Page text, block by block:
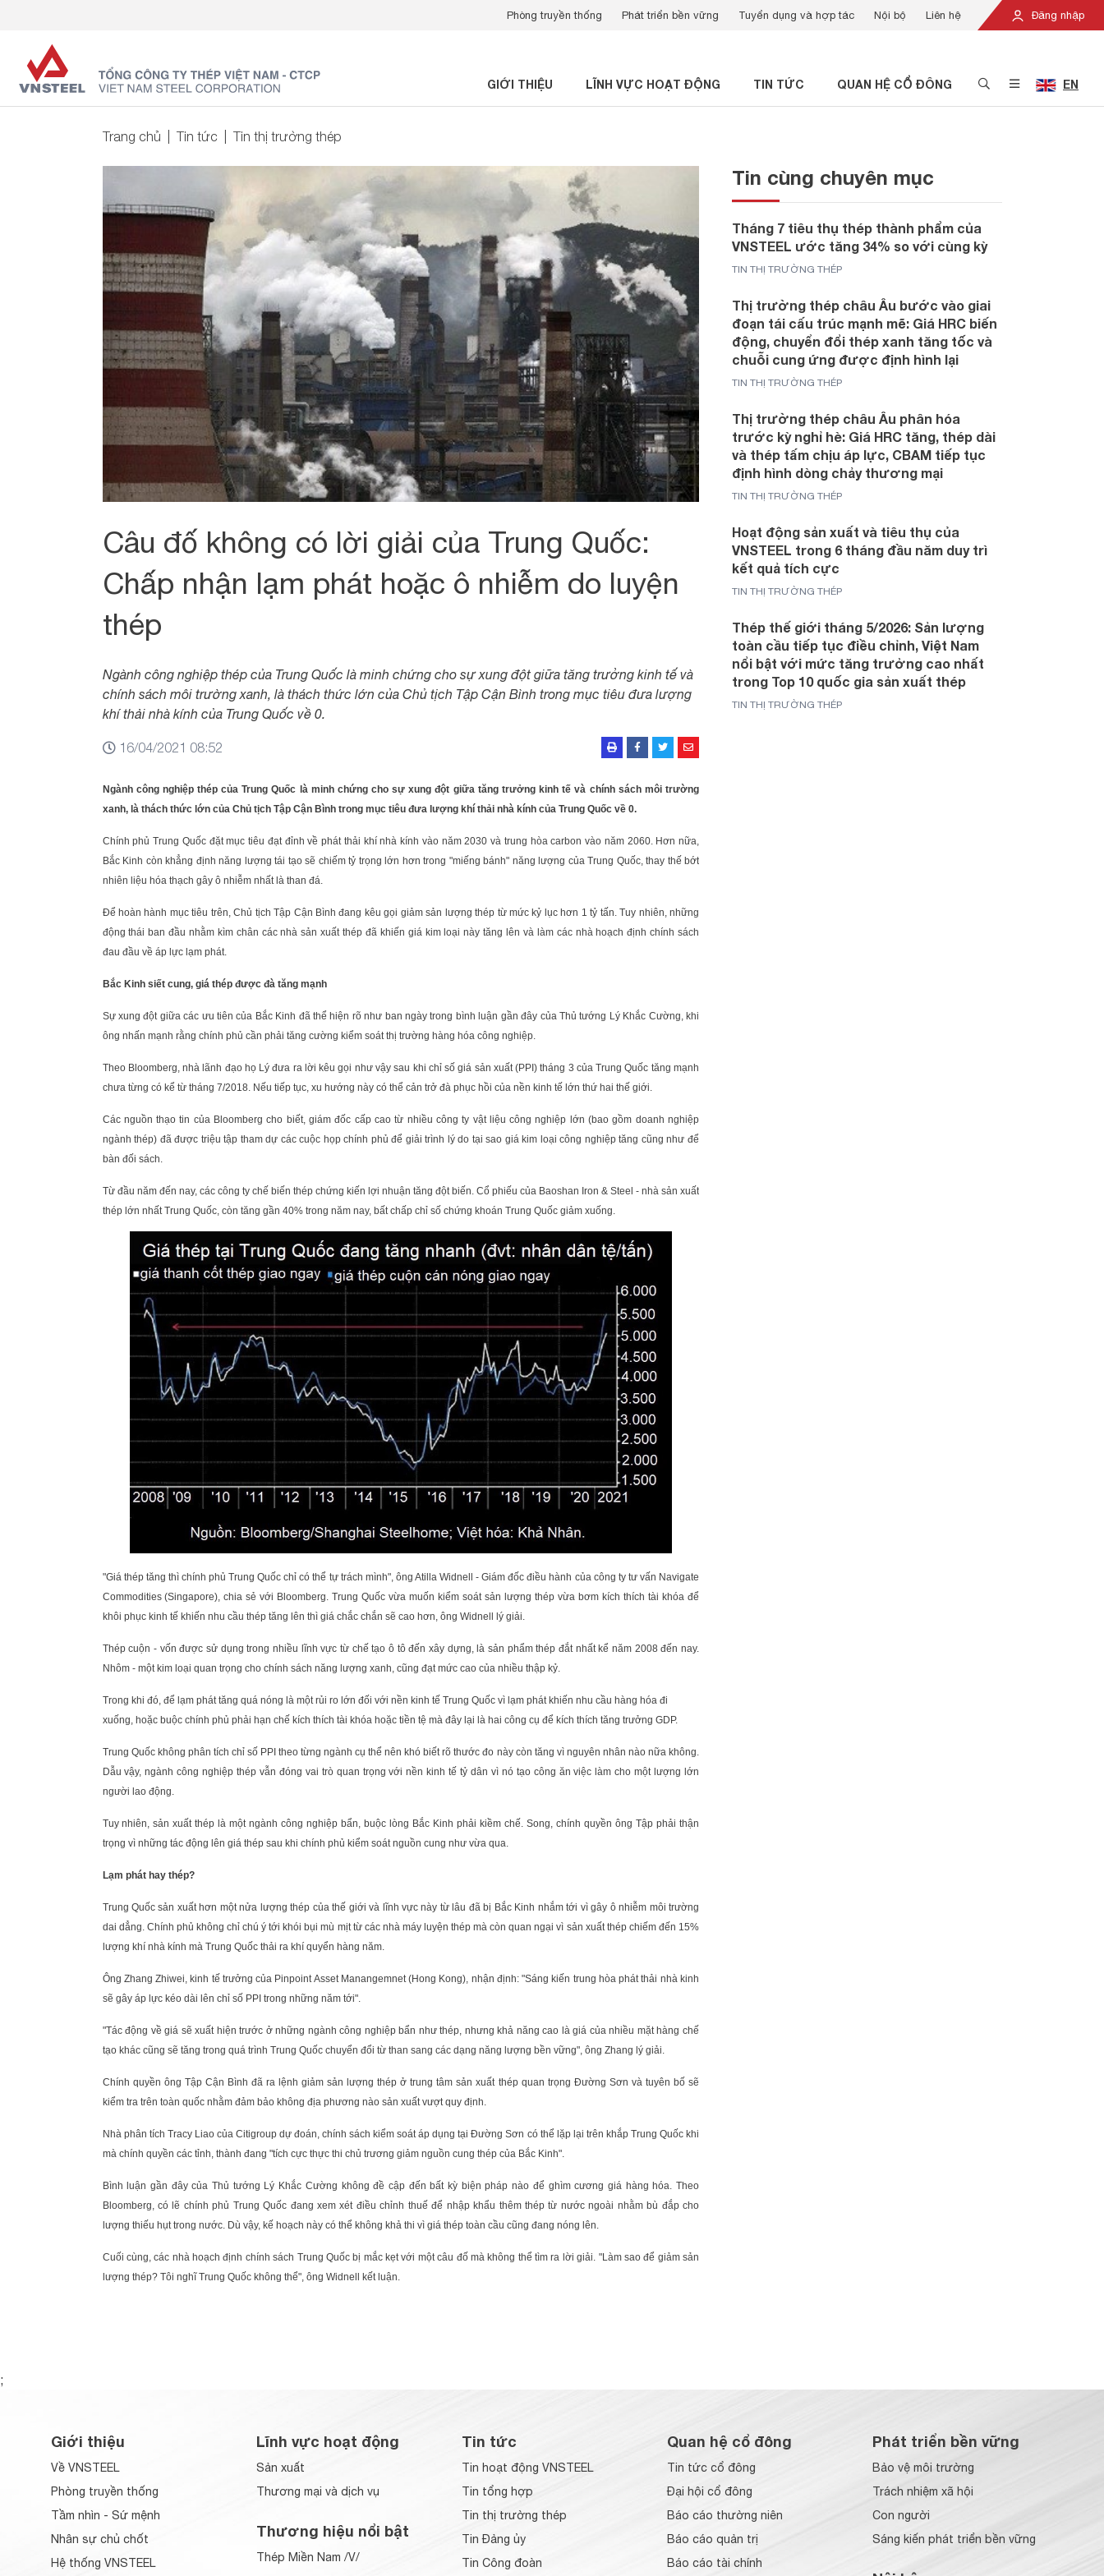
Đăng nhập
Phòng truyền thống Phát triển bền vững Tuyển dụng và hợp tác Nội bộ Liên hệ
GIỚI THIỆU LĨNH VỰC HOẠT ĐỘNG TIN TỨC QUAN HỆ CỔ ĐÔNG EN
Trang chủ Tin tức Tin thị trường thép
Câu đố không có lời giải của Trung Quốc:
Chấp nhận lạm phát hoặc ô nhiễm do luyện
thép
Ngành công nghiệp thép của Trung Quốc là minh chứng cho sự xung đột giữa tăng trưởng kinh tế và
chính sách môi trường xanh, là thách thức lớn của Chủ tịch Tập Cận Bình trong mục tiêu đưa lượng
khí thải nhà kính của Trung Quốc về 0.
16/04/2021 08:52
Ngành công nghiệp thép của Trung Quốc là minh chứng cho sự xung đột giữa tăng trưởng kinh tế và chính sách môi trường
xanh, là thách thức lớn của Chủ tịch Tập Cận Bình trong mục tiêu đưa lượng khí thải nhà kính của Trung Quốc về 0.
Chính phủ Trung Quốc đặt mục tiêu đạt đỉnh về phát thải khí nhà kính vào năm 2030 và trung hòa carbon vào năm 2060. Hơn nữa,
Bắc Kinh còn khẳng định năng lượng tái tạo sẽ chiếm tỷ trọng lớn hơn trong "miếng bánh" năng lượng của Trung Quốc, thay thế bớt
nhiên liệu hóa thạch gây ô nhiễm nhất là than đá.
Để hoàn hành mục tiêu trên, Chủ tịch Tập Cận Bình đang kêu gọi giảm sản lượng thép từ mức kỷ lục hơn 1 tỷ tấn. Tuy nhiên, những
động thái ban đầu nhằm kìm chân các nhà sản xuất thép đã khiến giá kim loại này tăng lên và làm các nhà hoạch định chính sách
đau đầu về áp lực lạm phát.
Bắc Kinh siết cung, giá thép được đà tăng mạnh
Sự xung đột giữa các ưu tiên của Bắc Kinh đã thể hiện rõ như ban ngày trong bình luận gần đây của Thủ tướng Lý Khắc Cường, khi
ông nhấn mạnh rằng chính phủ cần phải tăng cường kiểm soát thị trường hàng hóa công nghiệp.
Theo Bloomberg, nhà lãnh đạo họ Lý đưa ra lời kêu gọi như vậy sau khi chỉ số giá sản xuất (PPI) tháng 3 của Trung Quốc tăng mạnh
chưa từng có kể từ tháng 7/2018. Nếu tiếp tục, xu hướng này có thể cản trở đà phục hồi của nền kinh tế lớn thứ hai thế giới.
Các nguồn thạo tin của Bloomberg cho biết, giám đốc cấp cao từ nhiều công ty vật liệu công nghiệp lớn (bao gồm doanh nghiệp
ngành thép) đã được triệu tập tham dự các cuộc họp chính phủ để giải trình lý do tại sao giá kim loại công nghiệp tăng cũng như để
bàn đối sách.
Từ đầu năm đến nay, các công ty chế biến thép chứng kiến lợi nhuận tăng đột biến. Cổ phiếu của Baoshan Iron & Steel - nhà sản xuất
thép lớn nhất Trung Quốc, còn tăng gần 40% trong năm nay, bất chấp chỉ số chứng khoán Trung Quốc giảm xuống.
"Giá thép tăng thì chính phủ Trung Quốc chỉ có thể tự trách mình", ông Atilla Widnell - Giám đốc điều hành của công ty tư vấn Navigate
Commodities (Singapore), chia sẻ với Bloomberg. Trung Quốc vừa muốn kiểm soát sản lượng thép vừa bơm kích thích tài khóa để
khôi phục kinh tế khiến nhu cầu thép tăng lên thì giá chắc chắn sẽ cao hơn, ông Widnell lý giải.
Thép cuộn - vốn được sử dụng trong nhiều lĩnh vực từ chế tạo ô tô đến xây dựng, là sản phẩm thép đắt nhất kể năm 2008 đến nay.
Nhôm - một kim loại quan trọng cho chính sách năng lượng xanh, cũng đạt mức cao của nhiều thập kỷ.
Trong khi đó, để lạm phát tăng quá nóng là một rủi ro lớn đối với nền kinh tế Trung Quốc vì lạm phát khiến nhu cầu hàng hóa đi
xuống, hoặc buộc chính phủ phải hạn chế kích thích tài khóa hoặc tiền tệ mà đây lại là hai công cụ để kích thích tăng trưởng GDP.
Trung Quốc không phân tích chỉ số PPI theo từng ngành cụ thể nên khó biết rõ thước đo này còn tăng vì nguyên nhân nào nữa không.
Dẫu vậy, ngành công nghiệp thép vẫn đóng vai trò quan trọng với nền kinh tế tỷ dân vì nó tạo công ăn việc làm cho một lượng lớn
người lao động.
Tuy nhiên, sản xuất thép là một ngành công nghiệp bẩn, buộc lòng Bắc Kinh phải kiềm chế. Song, chính quyền ông Tập phải thận
trọng vì những tác động lên giá thép sau khi chính phủ kiểm soát nguồn cung như vừa qua.
Lạm phát hay thép?
Trung Quốc sản xuất hơn một nửa lượng thép của thế giới và lĩnh vực này từ lâu đã bị Bắc Kinh nhắm tới vì gây ô nhiễm môi trường
dai dẳng. Chính phủ không chỉ chú ý tới khói bụi mù mịt từ các nhà máy luyện thép mà còn quan ngại vì sản xuất thép chiếm đến 15%
lượng khí nhà kính mà Trung Quốc thải ra khí quyển hàng năm.
Ông Zhang Zhiwei, kinh tế trưởng của Pinpoint Asset Manangemnet (Hong Kong), nhận định: "Sáng kiến trung hòa phát thải nhà kinh
sẽ gây áp lực kéo dài lên chỉ số PPI trong những năm tới".
"Tác động về giá sẽ xuất hiện trước ở những ngành công nghiệp bẩn như thép, nhưng khả năng cao là giá của nhiều mặt hàng chế
tạo khác cũng sẽ tăng trong quá trình Trung Quốc chuyển đổi từ than sang các dạng năng lượng bền vững", ông Zhang lý giải.
Chính quyền ông Tập Cận Bình đã ra lệnh giảm sản lượng thép ở trung tâm sản xuất thép quan trọng Đường Sơn và tuyên bố sẽ
kiểm tra trên toàn quốc nhằm đảm bảo không địa phương nào sản xuất vượt quy định.
Nhà phân tích Tracy Liao của Citigroup dự đoán, chính sách kiểm soát áp dụng tại Đường Sơn có thể lặp lại trên khắp Trung Quốc khi
mà chính quyền các tỉnh, thành đang "tích cực thực thi chủ trương giảm nguồn cung thép của Bắc Kinh".
Bình luận gần đây của Thủ tướng Lý Khắc Cường không đề cập đến bất kỳ biện pháp nào để ghìm cương giá hàng hóa. Theo
Bloomberg, có lẽ chính phủ Trung Quốc đang xem xét điều chỉnh thuế để nhập khẩu thêm thép từ nước ngoài nhằm bù đắp cho
lượng thiếu hụt trong nước. Dù vậy, kế hoạch này có thể không khả thi vì giá thép toàn cầu cũng đang nóng lên.
Cuối cùng, các nhà hoạch định chính sách Trung Quốc bị mắc kẹt với một câu đố mà không thể tìm ra lời giải. "Làm sao để giảm sản
lượng thép? Tôi nghĩ Trung Quốc không thể", ông Widnell kết luận.
Tin cùng chuyên mục
Tháng 7 tiêu thụ thép thành phẩm của
VNSTEEL ước tăng 34% so với cùng kỳ
TIN THỊ TRƯỜNG THÉP
Thị trường thép châu Âu bước vào giai
đoạn tái cấu trúc mạnh mẽ: Giá HRC biến
động, chuyển đổi thép xanh tăng tốc và
chuỗi cung ứng được định hình lại
TIN THỊ TRƯỜNG THÉP
Thị trường thép châu Âu phân hóa
trước kỳ nghỉ hè: Giá HRC tăng, thép dài
và thép tấm chịu áp lực, CBAM tiếp tục
định hình dòng chảy thương mại
TIN THỊ TRƯỜNG THÉP
Hoạt động sản xuất và tiêu thụ của
VNSTEEL trong 6 tháng đầu năm duy trì
kết quả tích cực
TIN THỊ TRƯỜNG THÉP
Thép thế giới tháng 5/2026: Sản lượng
toàn cầu tiếp tục điều chỉnh, Việt Nam
nổi bật với mức tăng trưởng cao nhất
trong Top 10 quốc gia sản xuất thép
TIN THỊ TRƯỜNG THÉP
;
Giới thiệu
Về VNSTEEL
Phòng truyền thống
Tầm nhìn - Sứ mệnh
Nhân sự chủ chốt
Hệ thống VNSTEEL
Lĩnh vực hoạt động
Sản xuất
Thương mại và dịch vụ
Thương hiệu nổi bật
Thép Miền Nam /V/
Tin tức
Tin hoạt động VNSTEEL
Tin tổng hợp
Tin thị trường thép
Tin Đảng ủy
Tin Công đoàn
Quan hệ cổ đông
Tin tức cổ đông
Đại hội cổ đông
Báo cáo thường niên
Báo cáo quản trị
Báo cáo tài chính
Phát triển bền vững
Bảo vệ môi trường
Trách nhiệm xã hội
Con người
Sáng kiến phát triển bền vững